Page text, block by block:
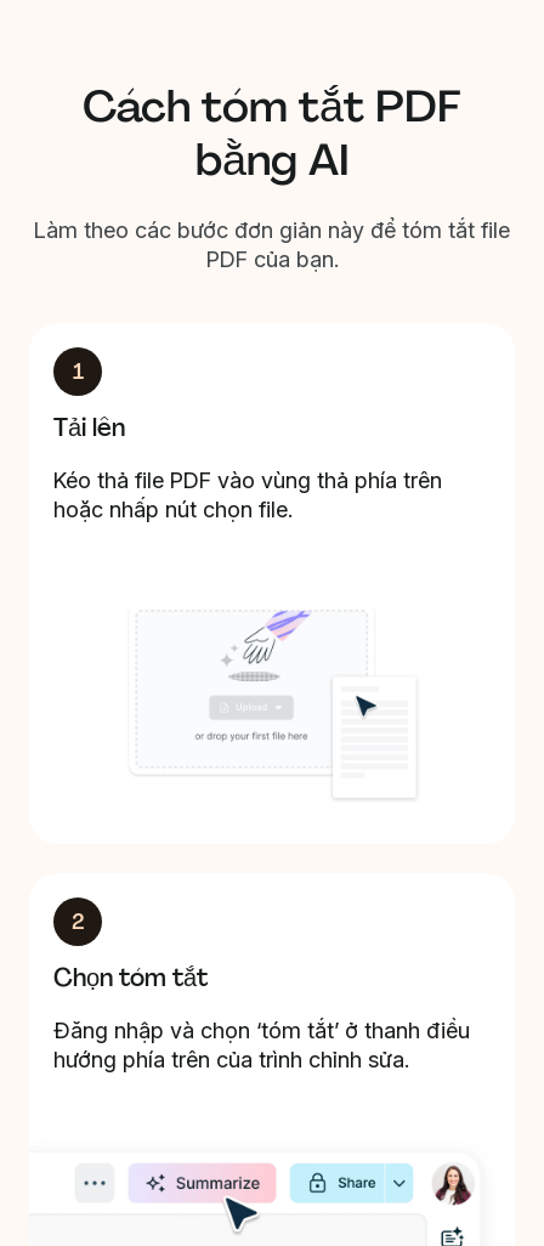
Cách tóm tắt PDF
bằng AI
Làm theo các bước đơn giản này để tóm tắt file
PDF của bạn.
1
Tải lên
Kéo thả file PDF vào vùng thả phía trên
hoặc nhấp nút chọn file.
2
Chọn tóm tắt
Đăng nhập và chọn ‘tóm tắt’ ở thanh điều
hướng phía trên của trình chỉnh sửa.